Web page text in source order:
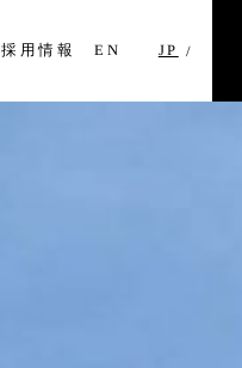
採用情報 EN JP